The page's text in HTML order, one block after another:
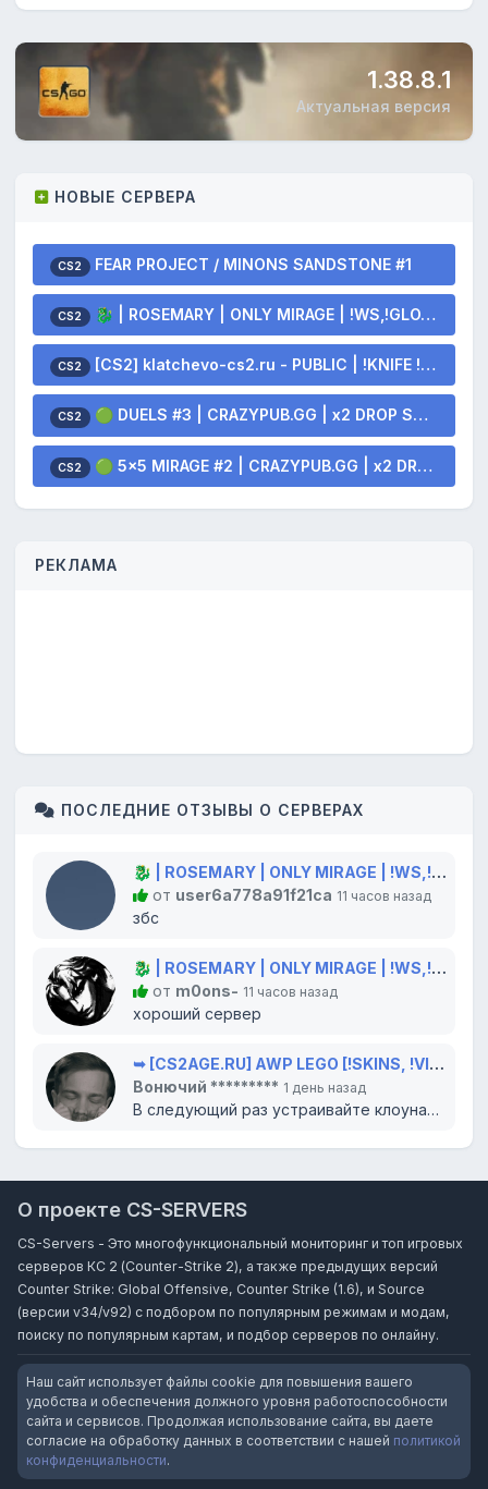
1.38.8.1
Актуальная версия
НОВЫЕ СЕРВЕРА
CS2 FEAR PROJECT / MINONS SANDSTONE #1
CS2 🐉 | ROSEMARY | ONLY MIRAGE | !WS,!GLOVES,!KNIFE 🐲
CS2 [CS2] klatchevo-cs2.ru - PUBLIC | !KNIFE !SKINS
CS2 🟢 DUELS #3 | CRAZYPUB.GG | x2 DROP SKINS
CS2 🟢 5x5 MIRAGE #2 | CRAZYPUB.GG | x2 DROP SKINS
РЕКЛАМА
ПОСЛЕДНИЕ ОТЗЫВЫ О СЕРВЕРАХ
🐉 | ROSEMARY | ONLY MIRAGE | !WS,!GLOVES,!KNIFE 🐲
от user6a778a91f21ca 11 часов назад
збс
🐉 | ROSEMARY | ONLY MIRAGE | !WS,!GLOVES,!KNIFE 🐲
от m0ons- 11 часов назад
хороший сервер
➥ [CS2AGE.RU] AWP LEGO [!SKINS, !VIP, !LVL]
Вонючий ********* 1 день назад
В следующий раз устраивайте клоунаду в цирке, там вам и место. Всего доброго...
О проекте CS-SERVERS
CS-Servers - Это многофункциональный мониторинг и топ игровых
серверов КС 2 (Counter-Strike 2), а также предыдущих версий
Counter Strike: Global Offensive, Counter Strike (1.6), и Source
(версии v34/v92) с подбором по популярным режимам и модам,
поиску по популярным картам, и подбор серверов по онлайну.
Наш сайт использует файлы cookie для повышения вашего
удобства и обеспечения должного уровня работоспособности
сайта и сервисов. Продолжая использование сайта, вы даете
согласие на обработку данных в соответствии с нашей политикой
конфиденциальности.